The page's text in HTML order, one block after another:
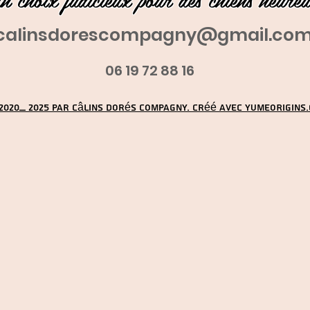
06 19 72 88 16
2025 par Câlins Dorés Compagny. Créé avec